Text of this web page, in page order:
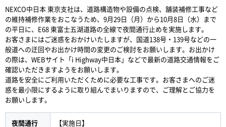
NEXCO中日本 東京支社は、道路構造物や設備の点検、舗装補修工事など
の維持補修作業をおこなうため、9月29日（月）から10月8日（水）まで
の平日に、E68 東富士五湖道路の全線で夜間通行止めを実施します。
お客さまにはご迷惑をおかけいたしますが、国道138号・139号などの一
般道への迂回やお出かけ時間の変更のご検討をお願いします。お出かけ
の際は、WEBサイト「i Highway中日本」などで最新の道路交通情報をご
確認いただきますようをお願いします。
道路を安全にご利用いただくために必要な工事です。お客さまへのご迷
惑を最小限にするように取り組んでまいりますので、ご理解とご協力を
お願いします。
夜間通行
【実施日】